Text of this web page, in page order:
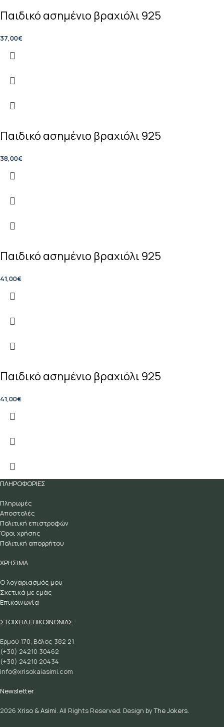
Παιδικό ασημένιο βραχιόλι 925
37,00€
Παιδικό ασημένιο βραχιόλι 925
38,00€
Παιδικό ασημένιο βραχιόλι 925
41,00€
Παιδικό ασημένιο βραχιόλι 925
41,00€
ΠΛΗΡΟΦΟΡΙΕΣ
Πληρωμές
Αποστολές
Πολιτική επιστροφών
Όροι χρήσης
Πολιτική απορρήτου
ΧΡΗΣΙΜΑ
Ο λογαριασμός μου
Σχετικά με εμάς
Επικοινωνία
ΣΤΟΙΧΕΙΑ ΕΠΙΚΟΙΝΩΝΙΑΣ
Ερμού 170, Βόλος 382 21
(+30) 24210 30462
(+30) 24210 20434
info@xrisokaiasimi.com
Newsletter
2026 Xriso & Asimi. All Rights Reserved. Design byThe Jokers.